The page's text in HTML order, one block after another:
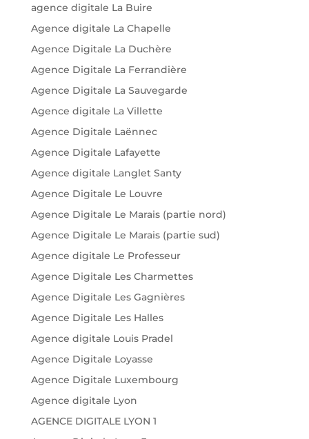
agence digitale La Buire
Agence digitale La Chapelle
Agence Digitale La Duchère
Agence Digitale La Ferrandière
Agence Digitale La Sauvegarde
Agence digitale La Villette
Agence Digitale Laënnec
Agence Digitale Lafayette
Agence digitale Langlet Santy
Agence Digitale Le Louvre
Agence Digitale Le Marais (partie nord)
Agence Digitale Le Marais (partie sud)
Agence digitale Le Professeur
Agence Digitale Les Charmettes
Agence Digitale Les Gagnières
Agence Digitale Les Halles
Agence digitale Louis Pradel
Agence Digitale Loyasse
Agence Digitale Luxembourg
Agence digitale Lyon
AGENCE DIGITALE LYON 1